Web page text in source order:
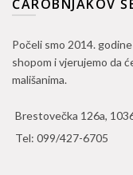
ČAROBNJAKOV
Počeli smo 2014.
shopom i vjerujemo da
mališanima.
Brestovečka 126a,
Tel: 099/427-6705